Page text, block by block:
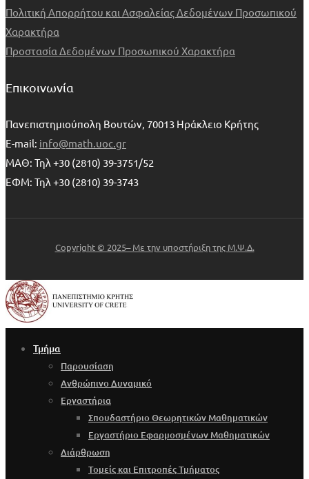
Πολιτική Απορρήτου και Ασφαλείας Δεδομένων Προσωπικού
Χαρακτήρα
Προστασία Δεδομένων Προσωπικού Χαρακτήρα
Επικοινωνία
Πανεπιστημιούπολη Βουτών, 70013 Ηράκλειο Κρήτης
E-mail: info@math.uoc.gr
ΜΑΘ: Τηλ +30 (2810) 39-3751/52
ΕΦΜ: Τηλ +30 (2810) 39-3743
Copyright © 2025– Με την υποστήριξη της Μ.Ψ.Δ.
Τμήμα
Παρουσίαση
Ανθρώπινο Δυναμικό
Εργαστήρια
Σπουδαστήριο Θεωρητικών Μαθηματικών
Εργαστήριο Εφαρμοσμένων Μαθηματικών
Διάρθρωση
Τομείς και Επιτροπές Τμήματος